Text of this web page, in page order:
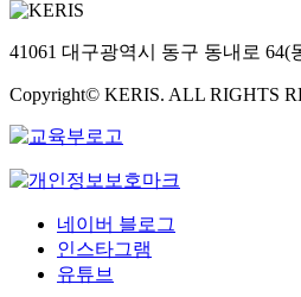
41061 대구광역시 동구 동내로 64(
Copyright© KERIS. ALL RIGHTS
네이버 블로그
인스타그램
유튜브